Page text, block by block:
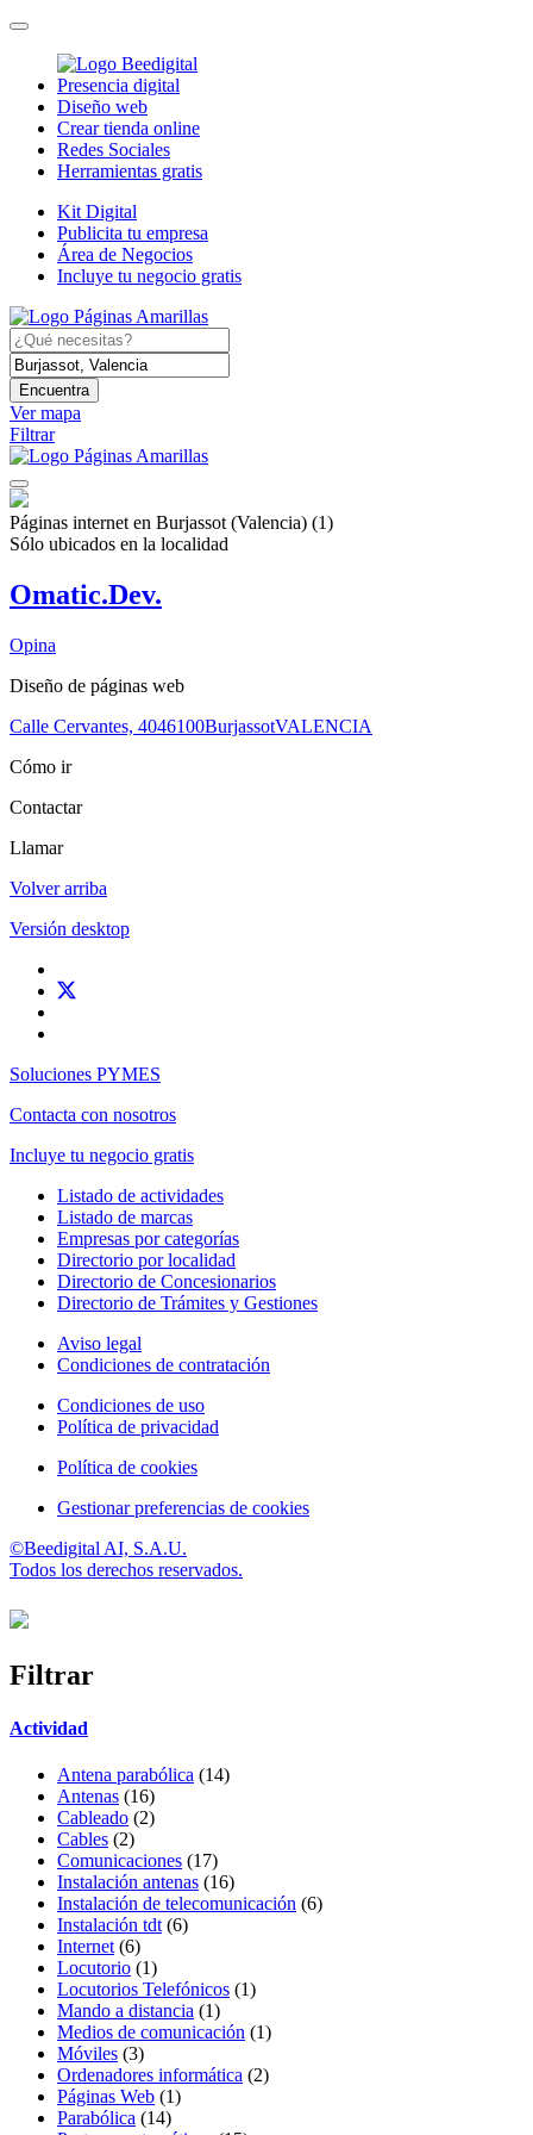
Presencia digital
Diseño web
Crear tienda online
Redes Sociales
Herramientas gratis
Kit Digital
Publicita tu empresa
Área de Negocios
Incluye tu negocio gratis
Encuentra
Ver mapa
Filtrar
Páginas internet en Burjassot (Valencia) (1)
Sólo ubicados en la localidad
Omatic.Dev.
Opina
Diseño de páginas web
Calle Cervantes, 4046100BurjassotVALENCIA
Cómo ir
Contactar
Llamar
Volver arriba
Versión desktop
Soluciones PYMES
Contacta con nosotros
Incluye tu negocio gratis
Listado de actividades
Listado de marcas
Empresas por categorías
Directorio por localidad
Directorio de Concesionarios
Directorio de Trámites y Gestiones
Aviso legal
Condiciones de contratación
Condiciones de uso
Política de privacidad
Política de cookies
Gestionar preferencias de cookies
©Beedigital AI, S.A.U.
Todos los derechos reservados.
Filtrar
Actividad
Antena parabólica (14)
Antenas (16)
Cableado (2)
Cables (2)
Comunicaciones (17)
Instalación antenas (16)
Instalación de telecomunicación (6)
Instalación tdt (6)
Internet (6)
Locutorio (1)
Locutorios Telefónicos (1)
Mando a distancia (1)
Medios de comunicación (1)
Móviles (3)
Ordenadores informática (2)
Páginas Web (1)
Parabólica (14)